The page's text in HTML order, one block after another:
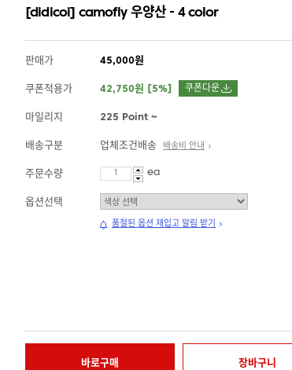
[didicoi] camofly 우양산 - 4 color
판매가 45,000원
쿠폰적용가 42,750원 [5%] 쿠폰다운
마일리지 225 Point ~
배송구분 업체조건배송 배송비 안내
주문수량 ea
옵션선택
품절된 옵션 재입고 알림 받기
바로구매 장바구니